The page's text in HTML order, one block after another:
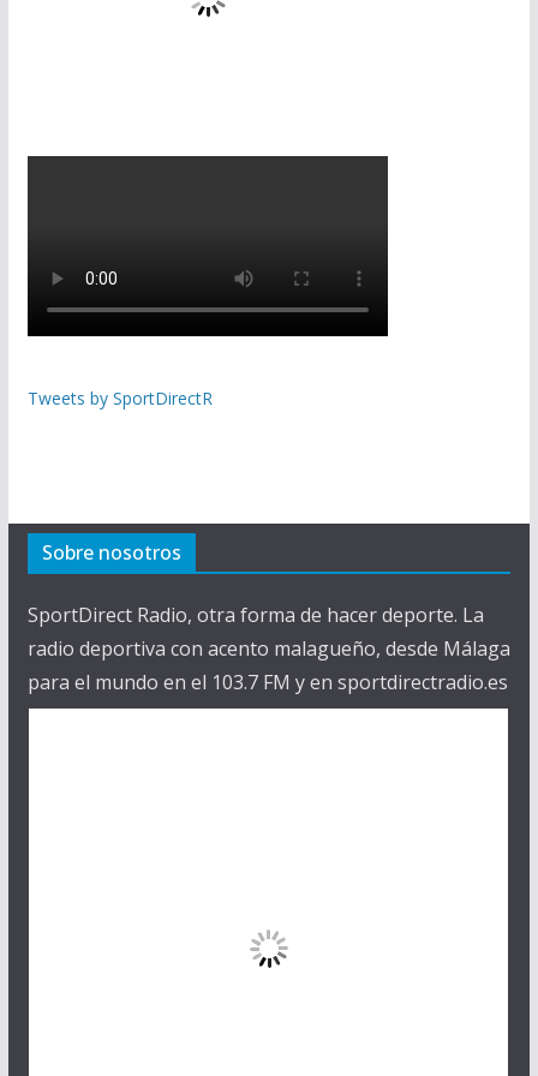
Tweets by SportDirectR
Sobre nosotros
SportDirect Radio, otra forma de hacer deporte. La
radio deportiva con acento malagueño, desde Málaga
para el mundo en el 103.7 FM y en sportdirectradio.es